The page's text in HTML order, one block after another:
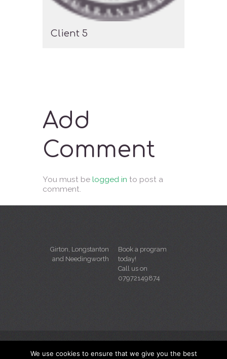
Client 5
Add
Comment
You must be logged in to post a
comment.
Girton, Longstanton
and Needingworth
Book a program
today!
Call us on
07972149874
We use cookies to ensure that we give you the best